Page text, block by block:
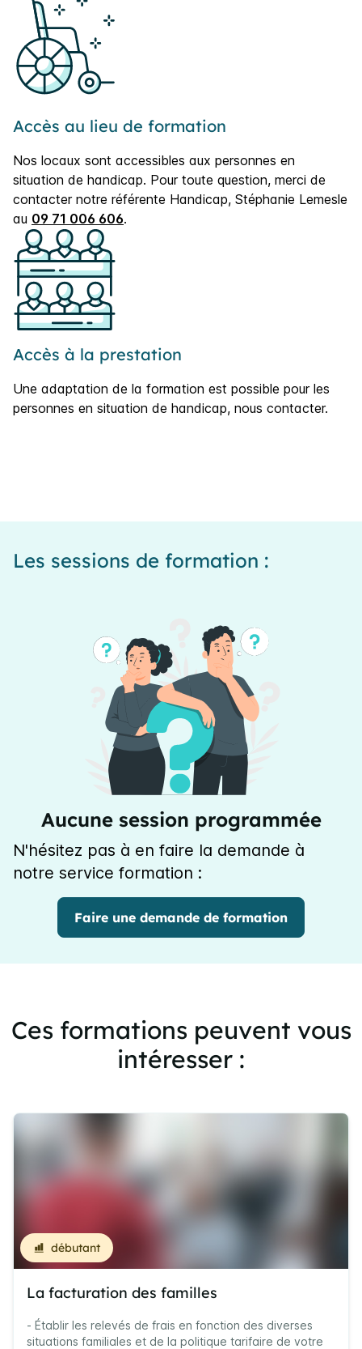
Accès au lieu de formation
Nos locaux sont accessibles aux personnes en
situation de handicap. Pour toute question, merci de
contacter notre référente Handicap, Stéphanie Lemesle
au 09 71 006 606.
Accès à la prestation
Une adaptation de la formation est possible pour les
personnes en situation de handicap, nous contacter.
Les sessions de formation :
Aucune session programmée
N'hésitez pas à en faire la demande à
notre service formation :
Faire une demande de formation
Ces formations peuvent vous
intéresser :
débutant
La facturation des familles
- Établir les relevés de frais en fonction des diverses
situations familiales et de la politique tarifaire de votre